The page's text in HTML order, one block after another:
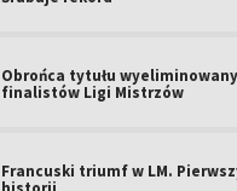
Obrońca tytułu
finalistów Ligi Mistrzów
Francuski triumf w LM.